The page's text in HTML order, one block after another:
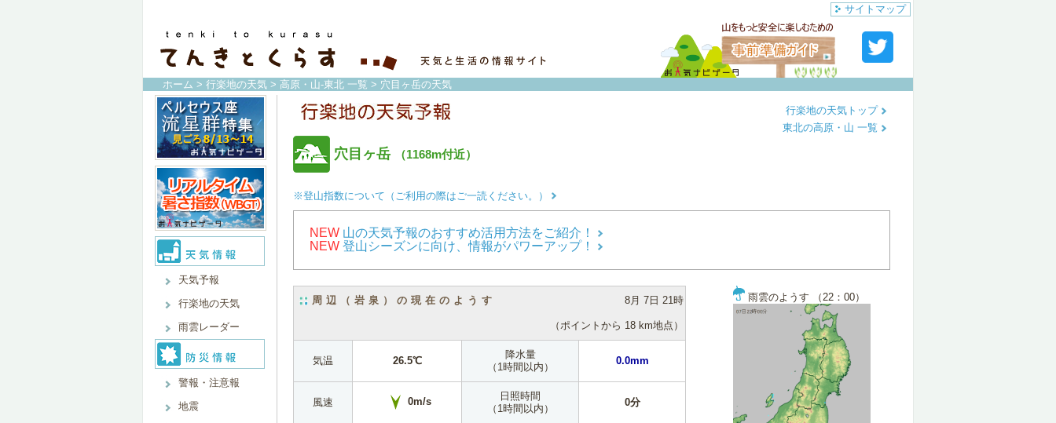
サイトマップ
ホーム > 行楽地の天気 > 高原・山-東北 一覧 > 穴目ヶ岳の天気
天気予報
行楽地の天気
雨雲レーダー
警報・注意報
地震
穴目ヶ岳 （1168m付近）
行楽地の天気トップ
東北の高原・山 一覧
※登山指数について（ご利用の際はご一読ください。）
NEW 山の天気予報のおすすめ活用方法をご紹介！
NEW 登山シーズンに向け、情報がパワーアップ！
周辺（岩泉）の現在のようす 8月 7日 21時
（ポイントから 18 km地点）
気温 26.5℃
降水量
（1時間以内）
0.0mm
風速 0m/s
日照時間
（1時間以内）
0分
雨雲のようす （22：00）